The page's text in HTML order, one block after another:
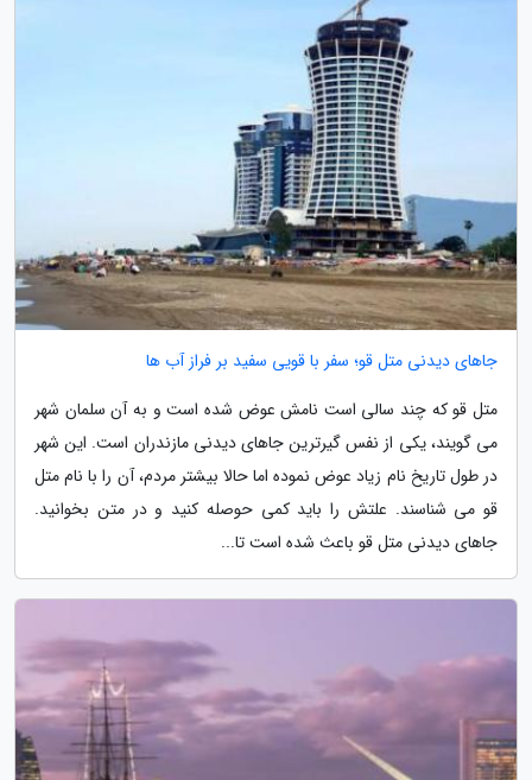
جاهای دیدنی متل قو؛ سفر با قویی سفید بر فراز آب ها
متل قو که چند سالی است نامش عوض شده است و به آن سلمان شهر
می گویند، یکی از نفس گیرترین جاهای دیدنی مازندران است. این شهر
در طول تاریخ نام زیاد عوض نموده اما حالا بیشتر مردم، آن را با نام متل
قو می شناسند. علتش را باید کمی حوصله کنید و در متن بخوانید.
جاهای دیدنی متل قو باعث شده است تا...